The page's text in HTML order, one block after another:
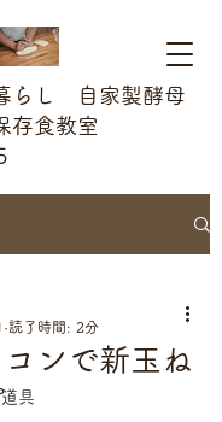
らし 自家製酵母
存食教室
具
ンで新玉ね
読了時間: 2分